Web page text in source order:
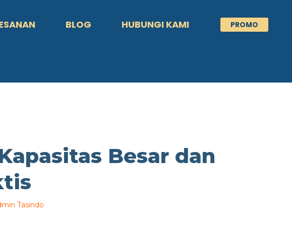
BLOG HUBUNGI KAMI PROMO
Besar dan
Tasindo